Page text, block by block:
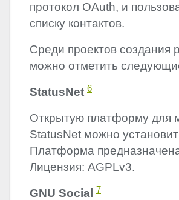
протокол OAuth, и
списку контактов.
Среди проектов создания
можно отметить
StatusNet 6
Открытую платформу для
StatusNet можно
Платформа
Лицензия: AGPLv3.
GNU Social 7